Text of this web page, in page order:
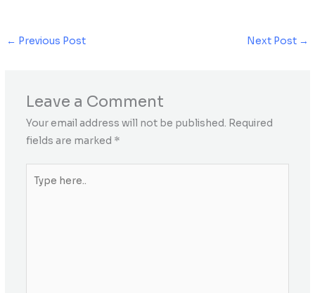
← Previous Post Next Post →
Leave a Comment
Your email address will not be published. Required
fields are marked *
here..